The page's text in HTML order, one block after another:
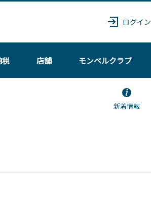
ログイン
税 店舗 モンベルクラブ
新着情報